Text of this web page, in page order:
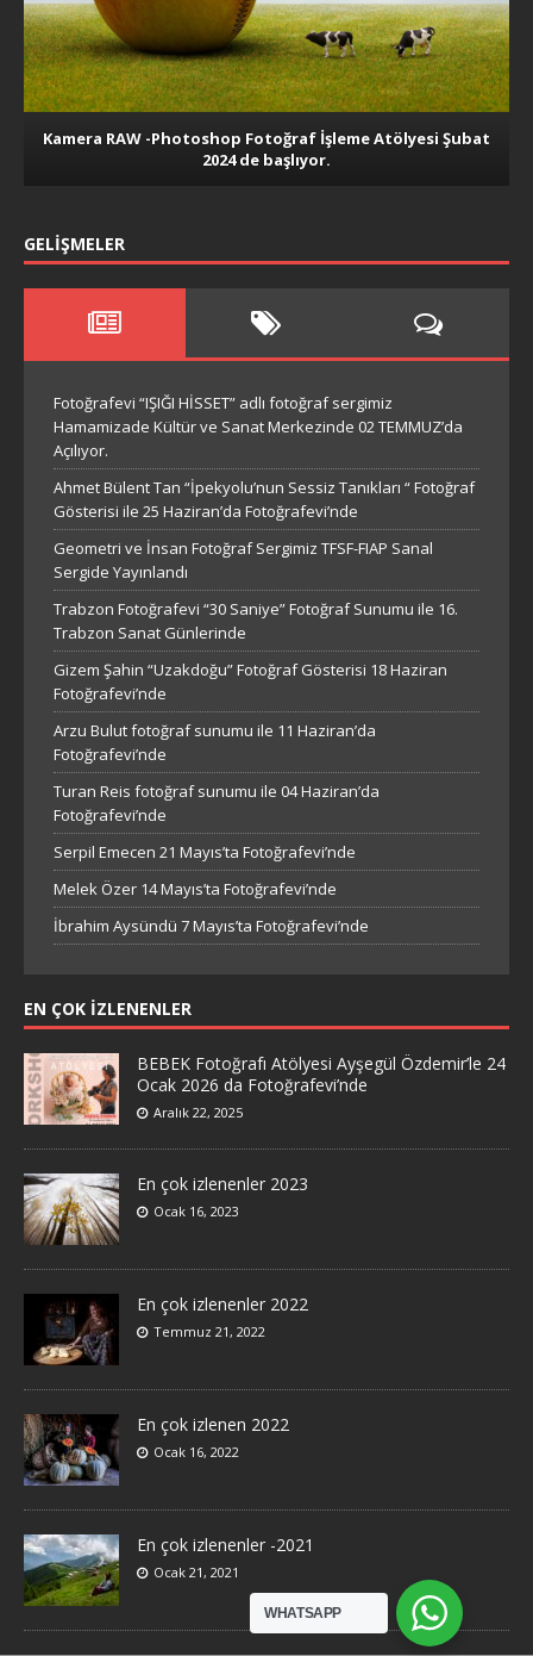
Kamera RAW -Photoshop Fotoğraf İşleme Atölyesi Şubat
2024 de başlıyor.
GELIŞMELER
Fotoğrafevi “IŞIĞI HİSSET” adlı fotoğraf sergimiz
Hamamizade Kültür ve Sanat Merkezinde 02 TEMMUZ’da
Açılıyor.
Ahmet Bülent Tan “İpekyolu’nun Sessiz Tanıkları “ Fotoğraf
Gösterisi ile 25 Haziran’da Fotoğrafevi’nde
Geometri ve İnsan Fotoğraf Sergimiz TFSF-FIAP Sanal
Sergide Yayınlandı
Trabzon Fotoğrafevi “30 Saniye” Fotoğraf Sunumu ile 16.
Trabzon Sanat Günlerinde
Gizem Şahin “Uzakdoğu” Fotoğraf Gösterisi 18 Haziran
Fotoğrafevi’nde
Arzu Bulut fotoğraf sunumu ile 11 Haziran’da
Fotoğrafevi’nde
Turan Reis fotoğraf sunumu ile 04 Haziran’da
Fotoğrafevi’nde
Serpil Emecen 21 Mayıs’ta Fotoğrafevi’nde
Melek Özer 14 Mayıs’ta Fotoğrafevi’nde
İbrahim Aysündü 7 Mayıs’ta Fotoğrafevi’nde
EN ÇOK İZLENENLER
BEBEK Fotoğrafı Atölyesi Ayşegül Özdemir’le 24
Ocak 2026 da Fotoğrafevi’nde
Aralık 22, 2025
En çok izlenenler 2023
Ocak 16, 2023
En çok izlenenler 2022
Temmuz 21, 2022
En çok izlenen 2022
Ocak 16, 2022
En çok izlenenler -2021
Ocak 21, 2021
WHATSAPP